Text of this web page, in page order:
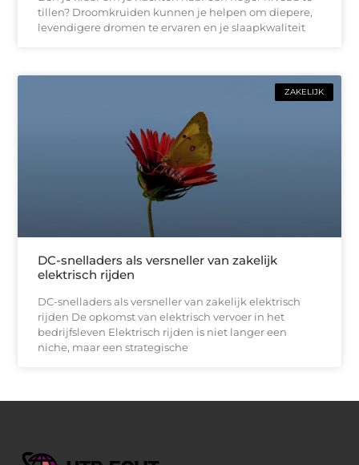
tillen? Droomkruiden kunnen je helpen om diepere,
levendigere dromen te ervaren en je slaapkwaliteit
ZAKELIJK
DC-snelladers als versneller van zakelijk
elektrisch rijden
DC-snelladers als versneller van zakelijk elektrisch
rijden De opkomst van elektrisch vervoer in het
bedrijfsleven Elektrisch rijden is niet langer een
niche, maar een strategische